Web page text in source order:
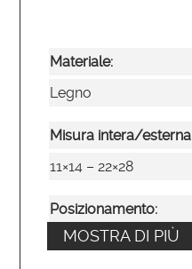
Materiale:
Legno
Misura intera/esterna
11×14 – 22×28
Posizionamento:
Verticale
MOSTRA DI PIÙ